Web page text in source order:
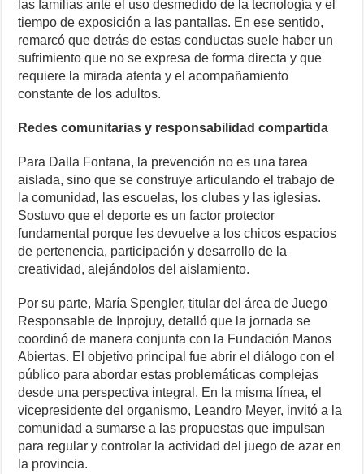
las familias ante el uso desmedido de la tecnología y el
tiempo de exposición a las pantallas. En ese sentido,
remarcó que detrás de estas conductas suele haber un
sufrimiento que no se expresa de forma directa y que
requiere la mirada atenta y el acompañamiento
constante de los adultos.
Redes comunitarias y responsabilidad compartida
Para Dalla Fontana, la prevención no es una tarea
aislada, sino que se construye articulando el trabajo de
la comunidad, las escuelas, los clubes y las iglesias.
Sostuvo que el deporte es un factor protector
fundamental porque les devuelve a los chicos espacios
de pertenencia, participación y desarrollo de la
creatividad, alejándolos del aislamiento.
Por su parte, María Spengler, titular del área de Juego
Responsable de Inprojuy, detalló que la jornada se
coordinó de manera conjunta con la Fundación Manos
Abiertas. El objetivo principal fue abrir el diálogo con el
público para abordar estas problemáticas complejas
desde una perspectiva integral. En la misma línea, el
vicepresidente del organismo, Leandro Meyer, invitó a la
comunidad a sumarse a las propuestas que impulsan
para regular y controlar la actividad del juego de azar en
la provincia.